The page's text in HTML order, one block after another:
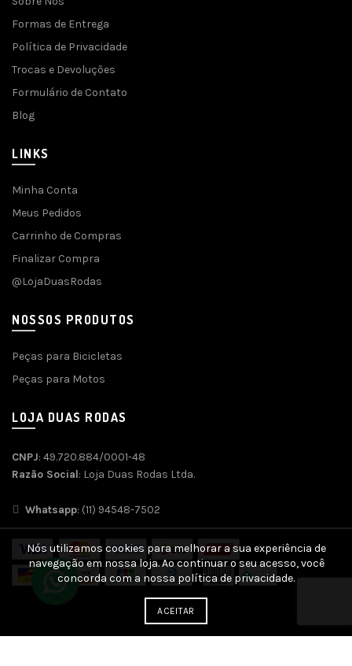
Formas de Entrega
Política de Privacidade
Trocas e Devoluções
Formulário de Contato
Blog
LINKS
Minha Conta
Meus Pedidos
Carrinho de Compras
Finalizar Compra
@LojaDuasRodas
NOSSOS PRODUTOS
Peças para Bicicletas
Peças para Motos
LOJA DUAS RODAS
CNPJ: 49.720.884/0001-48
Razão Social: Loja Duas Rodas Ltda.
Whatsapp: (11) 94548-7502
Nós utilizamos cookies para melhorar a sua experiência de
navegação em nossa loja. Ao continuar o seu acesso, você
concorda com a nossa política de privacidade.
ACEITAR